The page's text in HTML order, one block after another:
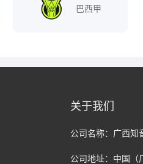
巴西甲
关于我们
公司名称： 广西知
公司地址： 中国（